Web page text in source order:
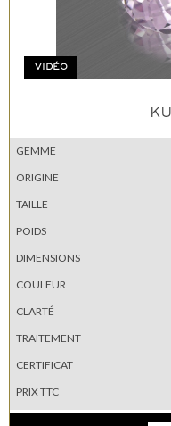
VIDÉO
GEMME
ORIGINE
TAILLE
POIDS
DIMENSIONS
COULEUR
CLARTÉ
TRAITEMENT
CERTIFICAT
PRIX TTC